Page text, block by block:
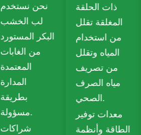
ذات الحلقة
المغلقة تقلل
من استخدام
المياه وتقلل
من تصريف
مياه الصرف
الصحي.
معدات توفير
الطاقة وأنظمة
مقوى خالٍ من
البلاستيك من
الدرجة الغذائية
يلبي معايير
السلامة
للاتصال
بالطعام.
تشمل خياراتنا
القابلة لإعادة